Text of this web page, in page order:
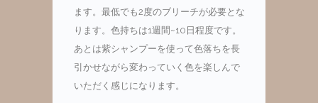
ます。最低でも2度のブリーチが必要とな
ります。色持ちは1週間~10日程度です。
あとは紫シャンプーを使って色落ちを長
引かせながら変わっていく色を楽しんで
いただく感じになります。